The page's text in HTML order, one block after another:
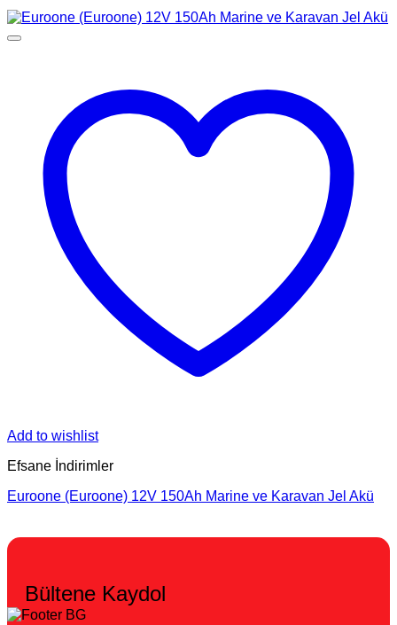
Add to wishlist
Efsane İndirimler
Euroone (Euroone) 12V 150Ah Marine ve Karavan Jel Akü
Bültene Kaydol